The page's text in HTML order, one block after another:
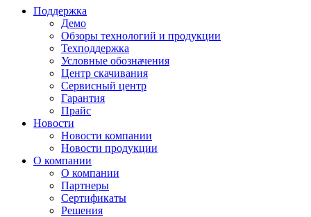
Поддержка
Демо
Обзоры технологий и продукции
Техподдержка
Условные обозначения
Центр скачивания
Сервисный центр
Гарантия
Прайс
Новости
Новости компании
Новости продукции
О компании
О компании
Партнеры
Сертификаты
Решения